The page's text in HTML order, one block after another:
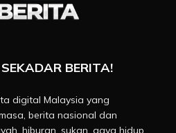
BERITA!
digital Malaysia yang
berita nasional dan
hiburan, sukan, gaya hidup